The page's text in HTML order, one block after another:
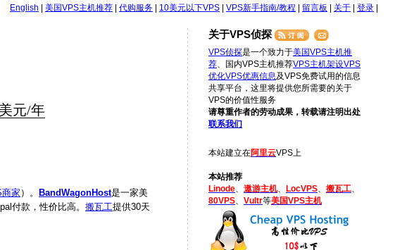
English 美国VPS主机推荐 代购服务 10美元以下VPS VPS新手指南/教程 留言板 关于 登录
元/年
家 ）。 BandWagonHost是一家美
付款，性价比高。 搬瓦工提供30天
关于VPS侦探
VPS侦探是一个致力于美国VPS主机推
荐 、国内VPS主机推荐VPS主机架设VPS
优化VPS优惠信息 及VPS免费试用的信息
共享平台，这里将提供您所需要的关于
VPS的价值性服务
请尊重作者的劳动成果，转载请注明出处
联系我们
本站建立在阿里云VPS上
本站推荐
Linode
遨游主机、 LocVPS 搬瓦工
80VPS
Vultr等美国VPS主机